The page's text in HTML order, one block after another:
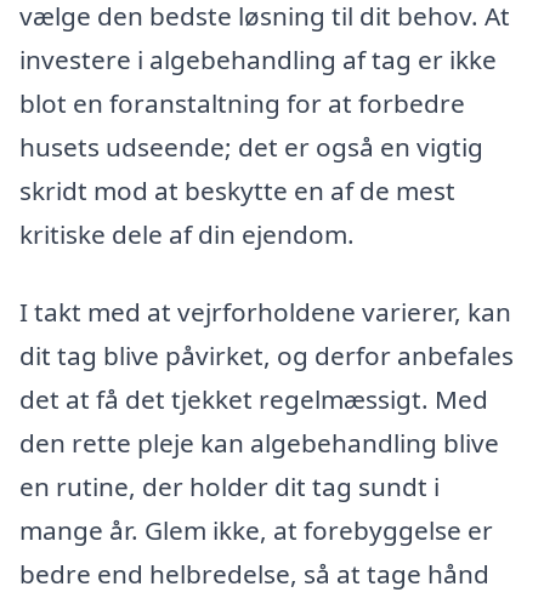
vælge den bedste løsning til dit behov. At
investere i algebehandling af tag er ikke
blot en foranstaltning for at forbedre
husets udseende; det er også en vigtig
skridt mod at beskytte en af de mest
kritiske dele af din ejendom.
I takt med at vejrforholdene varierer, kan
dit tag blive påvirket, og derfor anbefales
det at få det tjekket regelmæssigt. Med
den rette pleje kan algebehandling blive
en rutine, der holder dit tag sundt i
mange år. Glem ikke, at forebyggelse er
bedre end helbredelse, så at tage hånd